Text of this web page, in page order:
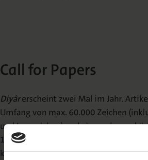
Call for Papers
Diyâr erscheint zwei Mal im Jahr.
Umfang von max. 60.000 Zeichen
und Leerzeichen) und einem
150-200 Wörtern sowie (bis zu) 6
können jederzeit beiJulia Fröhlich